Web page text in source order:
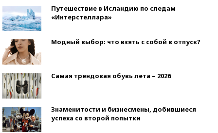
Путешествие в Исландию по следам
«Интерстеллара»
Модный выбор: что взять с собой в отпуск?
Самая трендовая обувь лета – 2026
Знаменитости и бизнесмены, добившиеся
успеха со второй попытки